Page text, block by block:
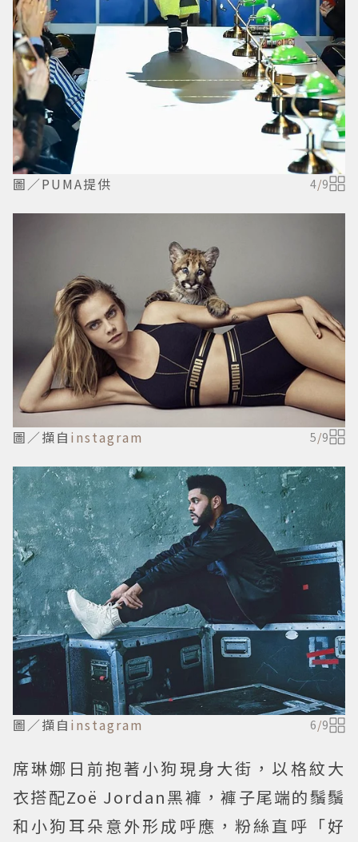
圖／PUMA提供 4/9
圖／擷自 instagram 5/9
圖／擷自 instagram 6/9
席琳娜日前抱著小狗現身大街，以格紋大
衣搭配Zoë Jordan黑褲，褲子尾端的鬚鬚
和小狗耳朵意外形成呼應，粉絲直呼「好